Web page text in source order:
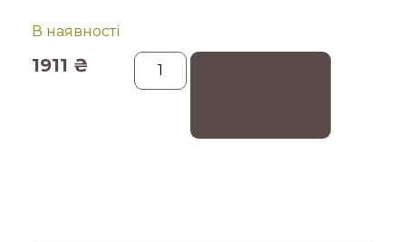
1911 ₴
В наявності